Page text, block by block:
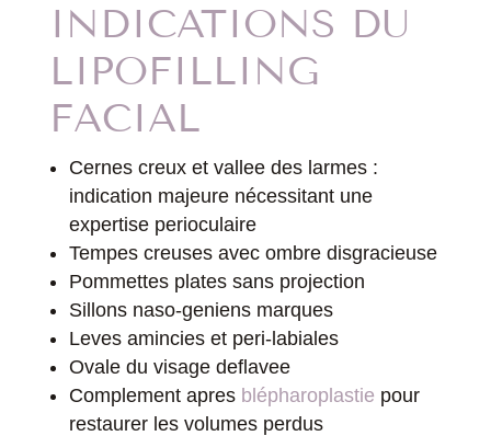
INDICATIONS DU
LIPOFILLING
FACIAL
Cernes creux et vallee des larmes :
indication majeure nécessitant une
expertise perioculaire
Tempes creuses avec ombre disgracieuse
Pommettes plates sans projection
Sillons naso-geniens marques
Leves amincies et peri-labiales
Ovale du visage deflavee
Complement apres blépharoplastie pour
restaurer les volumes perdus